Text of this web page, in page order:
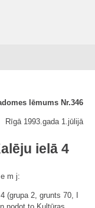
lēmums Nr.346
Rīgā 1993.gada 1.jūlijā
ielā 4
m j:
(grupa 2, grunts 70, I